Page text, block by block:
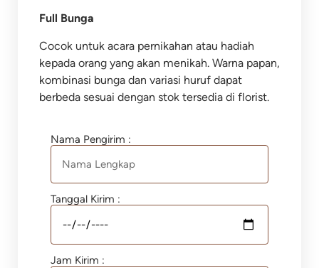
Full Bunga
Cocok untuk acara pernikahan atau hadiah
kepada orang yang akan menikah. Warna papan,
kombinasi bunga dan variasi huruf dapat
berbeda sesuai dengan stok tersedia di florist.
Nama Pengirim :
Tanggal Kirim :
Jam Kirim :